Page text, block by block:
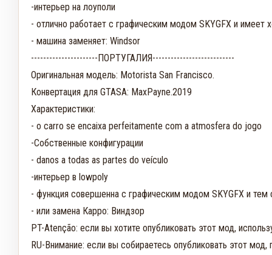
-интерьер на лоуполи
- отлично работает с графическим модом SKYGFX и
- машина заменяет: Windsor
----------------------ПОРТУГАЛИЯ---------------------------
Оригинальная модель: Motorista San Francisco.
Конвертация для GTASA: MaxPayne.2019
Характеристики:
- o carro se encaixa perfeitamente com a atmosfera do jogo
-Собственные конфигурации
- danos a todas as partes do veículo
-интерьер в lowpoly
- функция совершенна с графическим модом SKYGFX и
- или замена Карро: Виндзор
PT-Atenção: если вы хотите опубликовать этот мод,
RU-Внимание: если вы собираетесь опубликовать этот